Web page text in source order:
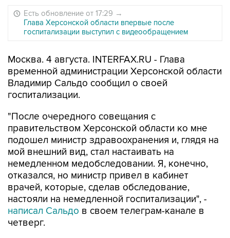
Есть обновление от 17:29 →
Глава Херсонской области впервые после
госпитализации выступил с видеообращением
Москва. 4 августа. INTERFAX.RU - Глава
временной администрации Херсонской области
Владимир Сальдо сообщил о своей
госпитализации.
"После очередного совещания с
правительством Херсонской области ко мне
подошел министр здравоохранения и, глядя на
мой внешний вид, стал настаивать на
немедленном медобследовании. Я, конечно,
отказался, но министр привел в кабинет
врачей, которые, сделав обследование,
настояли на немедленной госпитализации", -
написал Сальдо в своем телеграм-канале в
четверг.